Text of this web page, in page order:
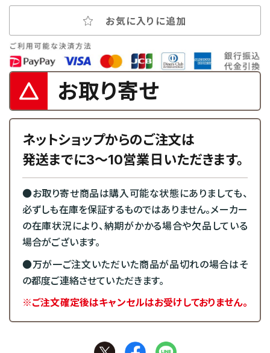
お気に入りに追加
お取り寄せ
ネットショップからのご注文は
発送までに3～10営業日いただきます。
●お取り寄せ商品は購入可能な状態にありましても、
必ずしも在庫を保証するものではありません。メーカー
の在庫状況により、納期がかかる場合や欠品している
場合がございます。
●万が一ご注文いただいた商品が品切れの場合はそ
の都度ご連絡させていただきます。
※ご注文確定後はキャンセルはお受けしておりません。